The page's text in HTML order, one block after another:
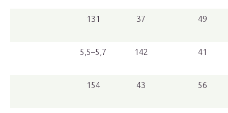
131 37 49
5,5–5,7 142 41
154 43 56